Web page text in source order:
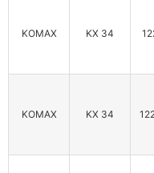
KOMAX KX 34
KOMAX KX 34